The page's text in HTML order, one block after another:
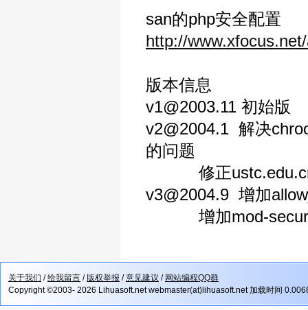
san的php安全配置
http://
版本信息
v1@2003.11 初始版
v2@2004.1 解决
的问题
修正ustc.edu.cn
v3@2004.9 增加
增加mod-security
关于我们 /给我留言 /版权举报 /意见建议 / 网站编程QQ群
Copyright ©2003- 2026 Lihuasoft.net webmaster(at)lihuasoft.net 加载时间